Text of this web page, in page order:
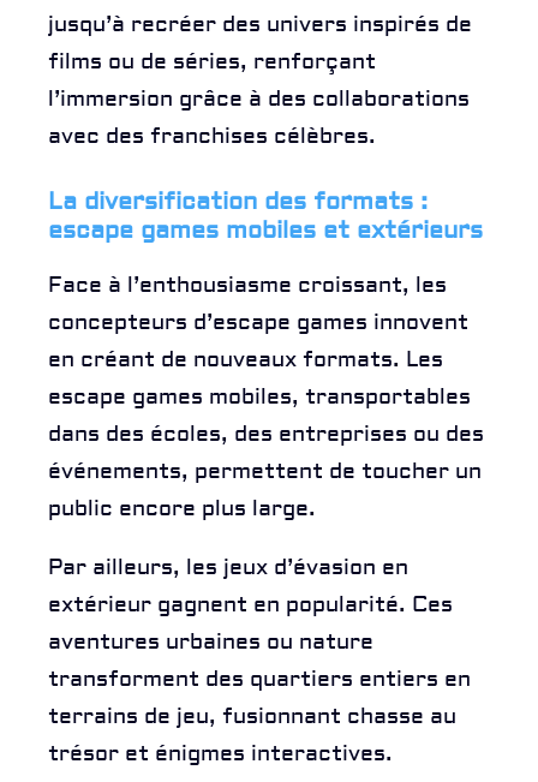
jusqu’à recréer des univers inspirés de
films ou de séries, renforçant
l’immersion grâce à des collaborations
avec des franchises célèbres.
La diversification des formats :
escape games mobiles et extérieurs
Face à l’enthousiasme croissant, les
concepteurs d’escape games innovent
en créant de nouveaux formats. Les
escape games mobiles, transportables
dans des écoles, des entreprises ou des
événements, permettent de toucher un
public encore plus large.
Par ailleurs, les jeux d’évasion en
extérieur gagnent en popularité. Ces
aventures urbaines ou nature
transforment des quartiers entiers en
terrains de jeu, fusionnant chasse au
trésor et énigmes interactives.